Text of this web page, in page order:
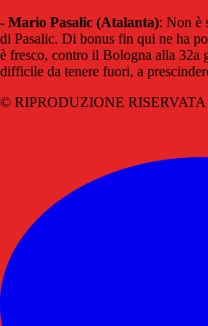
- Mario Pasalic (Atalanta): Non è
di Pasalic. Di bonus fin qui ne ha
è fresco, contro il Bologna alla 32a
difficile da tenere fuori, a
© RIPRODUZIONE RISERVATA